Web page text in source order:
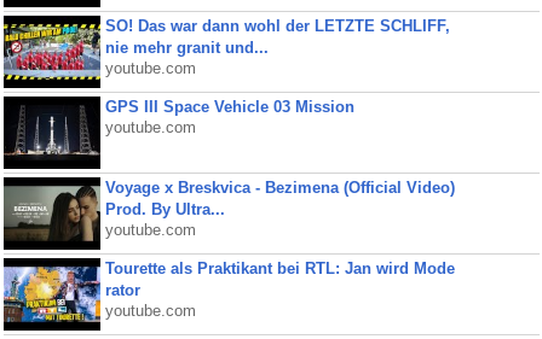
SO! Das war dann wohl der LETZTE SCHLIFF,
nie mehr granit und...
youtube.com
GPS III Space Vehicle 03 Mission
youtube.com
Voyage x Breskvica - Bezimena (Official Video)
Prod. By Ultra...
youtube.com
Tourette als Praktikant bei RTL: Jan wird Mode
rator
youtube.com